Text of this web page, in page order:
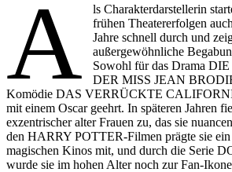
A
ls Charakterdarstellerin
frühen Theatererfolgen
Jahre schnell durch und
außergewöhnliche
Sowohl für das Drama
DER MISS JEAN
Komödie DAS VERRÜCKTE
mit einem Oscar geehrt. In späteren Jahren
exzentrischer alter Frauen zu, das sie
den HARRY POTTER-Filmen prägte sie ein
magischen Kinos mit, und durch die Serie
wurde sie im hohen Alter noch zur Fan-